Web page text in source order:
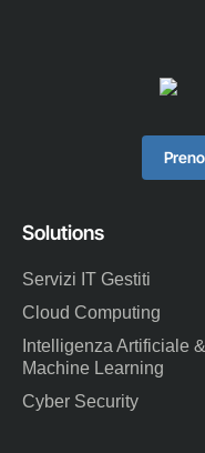
Solutions
Servizi IT Gestiti
Cloud Computing
Intelligenza Artificiale &
Machine Learning
Cyber Security